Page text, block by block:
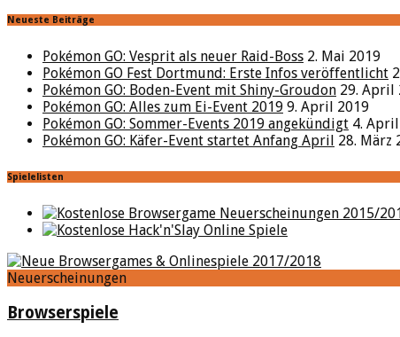
Neueste Beiträge
Pokémon GO: Vesprit als neuer Raid-Boss 2. Mai 2019
Pokémon GO Fest Dortmund: Erste Infos veröffentlicht
Pokémon GO: Boden-Event mit Shiny-Groudon 29. April
Pokémon GO: Alles zum Ei-Event 2019 9. April 2019
Pokémon GO: Sommer-Events 2019 angekündigt 4.
Pokémon GO: Käfer-Event startet Anfang April 28. März
Spielelisten
Neuerscheinungen
Browserspiele